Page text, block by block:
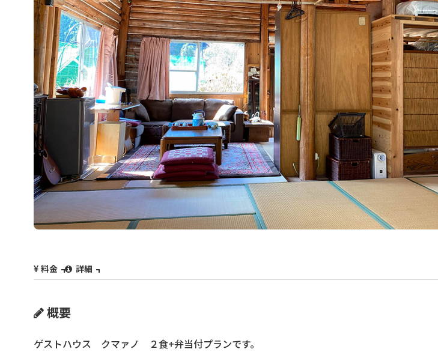
料金 詳細
概要
ゲストハウス クマァノ ２食+弁当付プランです。